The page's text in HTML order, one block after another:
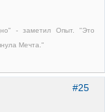
- заметил Опыт. "Это
Мечта."
#25